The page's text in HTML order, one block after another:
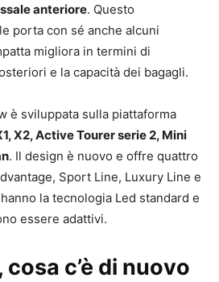
anteriore. Questo
porta con sé anche alcuni
migliora in termini di
e la capacità dei bagagli.
è sviluppata sulla piattaforma
X2, Active Tourer serie 2, Mini
. Il design è nuovo e offre quattro
Sport Line, Luxury Line e
la tecnologia Led standard e
essere adattivi.
cosa c’è di nuovo